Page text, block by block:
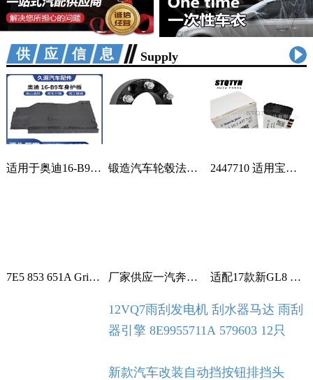
万元。值
供应信息 Supply
适用于奥迪16-B9车身汽车配件一站式供应品质可靠车身护板可定制 2套 锻造汽车轮毂法兰盘加宽偏距垫片适用丰田霸道普拉多黑色阳极氧化 1只 2447710 适用宝马蓄电池紧急电池 84102447710 84109361678 1个
7E5 853 651A Grille With Chrome For VW T5 T6 2009-2015 1个 厂家供应一汽奔腾B30空调滤芯空调格空调滤清器 1个 适配17款新GL8 2.0T 2.5L空滤 空气滤芯 滤清器 空气格 5个
12VQ7雨刮发电机 刮水器马达 雨刮
器引擎 8E9955711A 579603 12只
新款汽车改装自动挡按钮排挡头